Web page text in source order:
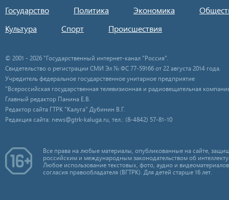
Государство Политика Экономика
Культура
Спорт Происшествия
© 2001 - 2026 "Государственный интернет-канал "Россия".
Свидетельство о регистрации СМИ Эл № ФС 77-59166 от 22 августа 2014 года.
Учредитель федеральное государственное унитарное предприятие
"Всероссийская государственная телевизионная и радиовещательная
Главный редактор Панина Е.В.
Редактор сайта ГТРК "Калуга" Дубинин В.Г.
Редакция сайта: news@gtrk-kaluga.ru, тел.: (8-4842) 57-81-10
Все права на любые материалы, опубликованные на сайте,
российским и международным законодательством об
Любое использование текстовых, фото, аудио и
согласия правообладателя (ВГТРК). Для детей старше 16 лет.